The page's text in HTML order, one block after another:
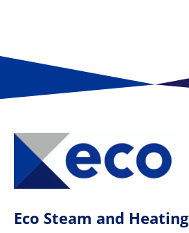
Eco Steam and